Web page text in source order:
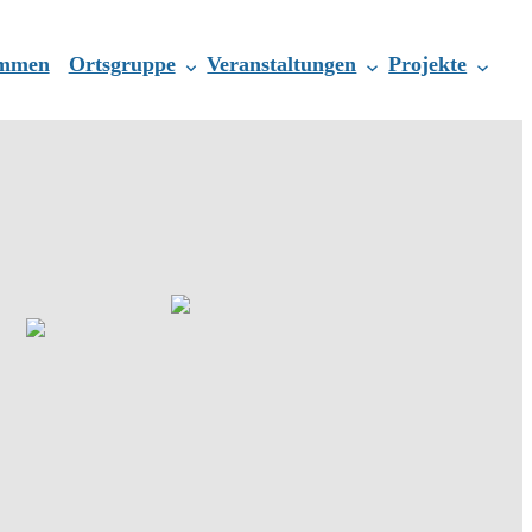
Ortsgruppe Veranstaltungen Projekte